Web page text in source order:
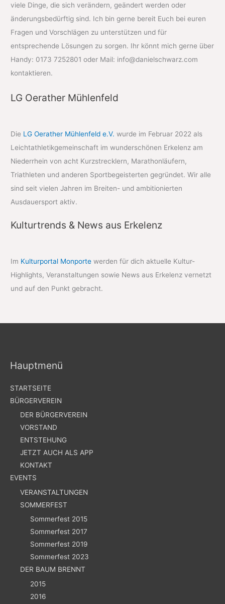
viele Dinge, die sich verändern, geändert werden oder
änderungsbedürftig sind. Ich bin gerne bereit Euch bei euren
Fragen und Vorschlägen zu unterstützen und für
entsprechende Lösungen zu sorgen. Ihr könnt mich gerne über
Handy: 0173 7252801 oder Mail: info@danielschwarz.com
kontaktieren.
LG Oerather Mühlenfeld
Die LG Oerather Mühlenfeld e.V. wurde im Februar 2022 als
Leichtathletikgemeinschaft im wunderschönen Erkelenz am
Niederrhein von acht Kurzstrecklern, Marathonläufern,
Triathleten und anderen Sportbegeisterten gegründet. Wir alle
sind seit vielen Jahren im Breiten- und ambitionierten
Ausdauersport aktiv.
Kulturtrends & News aus Erkelenz
Im Kulturportal Monporte werden für dich aktuelle Kultur-
Highlights, Veranstaltungen sowie News aus Erkelenz vernetzt
und auf den Punkt gebracht.
Hauptmenü
STARTSEITE
BÜRGERVEREIN
DER BÜRGERVEREIN
VORSTAND
ENTSTEHUNG
JETZT AUCH ALS APP
KONTAKT
EVENTS
VERANSTALTUNGEN
SOMMERFEST
Sommerfest 2015
Sommerfest 2017
Sommerfest 2019
Sommerfest 2023
DER BAUM BRENNT
2015
2016